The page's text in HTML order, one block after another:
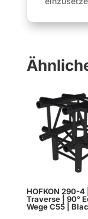
HOFKON 290-
Traverse | 90°
Wege C55 |